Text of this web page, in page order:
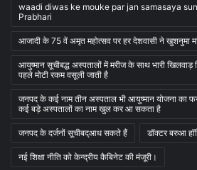
waadi diwas ke mouke par jan samasaya
Prabhari
आजादी के 75 वें अमृत महोत्सव पर हर देशवासी ने खुशनुमा
आयुष्मान सूचीबद्ध अस्पतालों में मरीज के साथ भारी
पहले मोटी रकम वसूली जाती है
जनपद के कई नाम तीन अस्पताल भी आयुष्मान योजना का
कई बड़े अस्पतालों का नाम खुल कर आ सकता है
जनपद के दर्जनों सूचीबद्आध सकते हैं डॉक्टर बरुआ
नई शिक्षा नीति को केन्द्रीय कैबिनेट की मंजूरी।